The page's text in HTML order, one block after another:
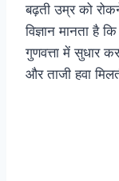
बढ़ती उम्र को
विज्ञान मानता है
गुणवत्ता में सुधार
और ताजी हवा